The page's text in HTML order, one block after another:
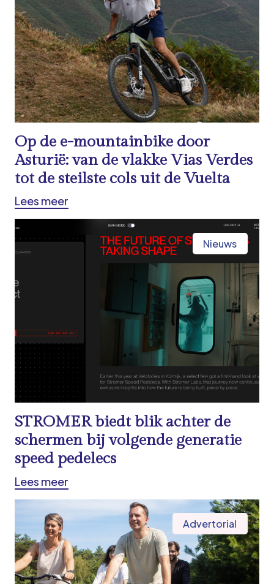
Op de e-mountainbike door
Asturië: van de vlakke Vias Verdes
tot de steilste cols uit de Vuelta
Lees meer
Nieuws
STROMER biedt blik achter de
schermen bij volgende generatie
speed pedelecs
Lees meer
Advertorial